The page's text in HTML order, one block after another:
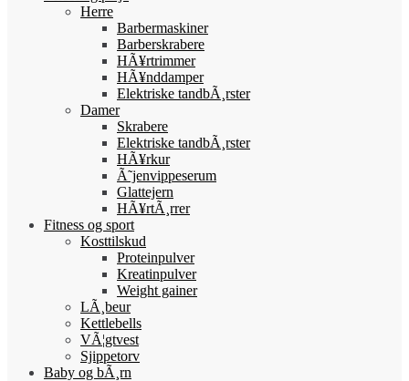
Herre
Barbermaskiner
Barberskrabere
HÃ¥rtrimmer
HÃ¥nddamper
Elektriske tandbÃ¸rster
Damer
Skrabere
Elektriske tandbÃ¸rster
HÃ¥rkur
Ã˜jenvippeserum
Glattejern
HÃ¥rtÃ¸rrer
Fitness og sport
Kosttilskud
Proteinpulver
Kreatinpulver
Weight gainer
LÃ¸beur
Kettlebells
VÃ¦gtvest
Sjippetorv
Baby og bÃ¸rn